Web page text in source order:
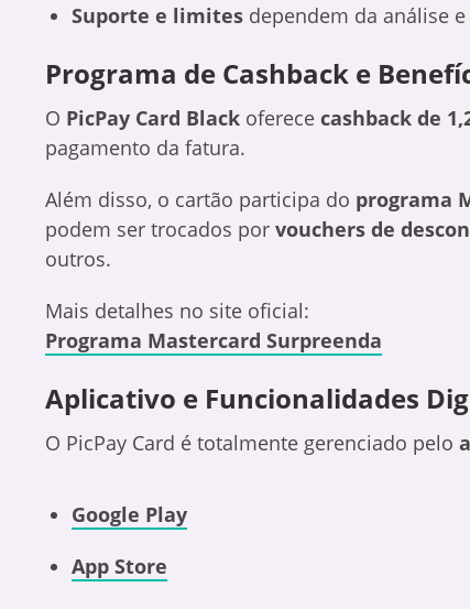
Suporte e limites dependem da análise
Programa de Cashback e
O PicPay Card Black oferece cashback de
pagamento da fatura.
Além disso, o cartão participa do programa
podem ser trocados por vouchers de
outros.
Mais detalhes no site oficial:
Programa Mastercard Surpreenda
Aplicativo e Funcionalidades
O PicPay Card é totalmente gerenciado pelo
Google Play
App Store